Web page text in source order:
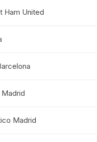
Ham United
Madrid
Madrid